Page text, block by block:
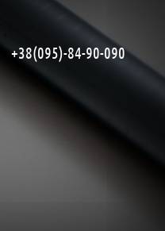
+38(095)-84-90-090